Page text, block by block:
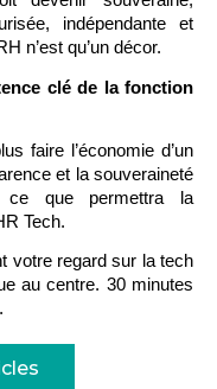
indépendante et
n’est qu’un décor.
clé de la fonction
faire l’économie d’un
et la souveraineté
ce que permettra la
Tech.
votre regard sur la tech
au centre. 30 minutes